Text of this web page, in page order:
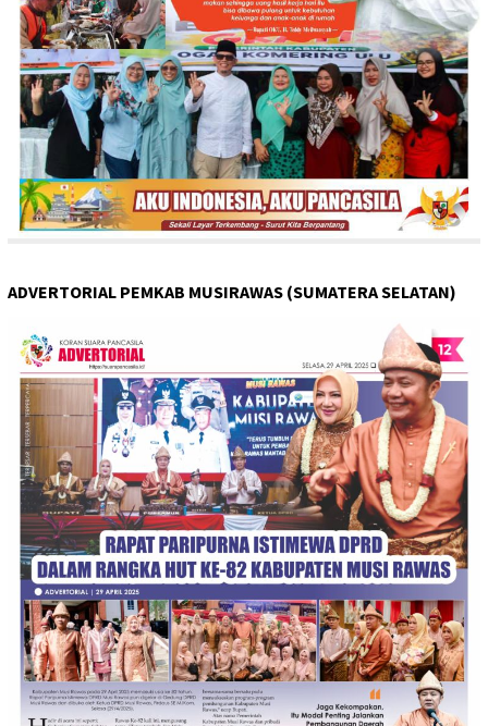
ADVERTORIAL PEMKAB MUSIRAWAS (SUMATERA SELATAN)